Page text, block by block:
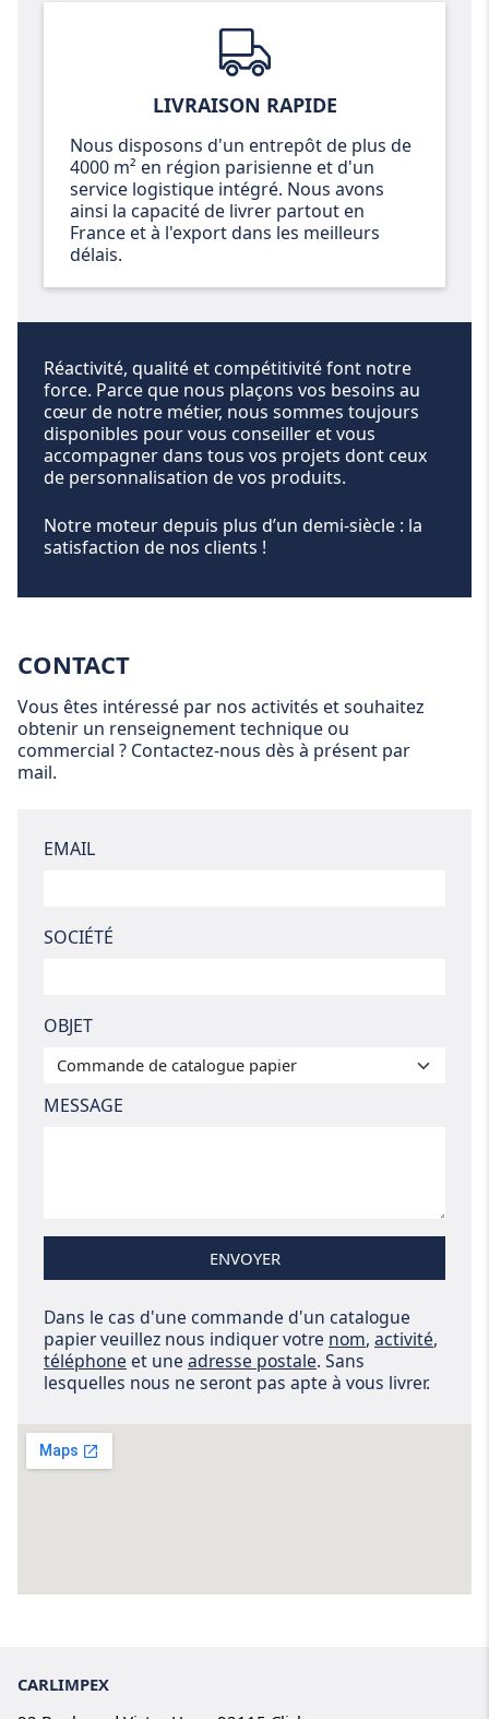
LIVRAISON RAPIDE
Nous disposons d'un entrepôt de plus de
4000 m² en région parisienne et d'un
service logistique intégré. Nous avons
ainsi la capacité de livrer partout en
France et à l'export dans les meilleurs
délais.
Réactivité, qualité et compétitivité font notre
force. Parce que nous plaçons vos besoins au
cœur de notre métier, nous sommes toujours
disponibles pour vous conseiller et vous
accompagner dans tous vos projets dont ceux
de personnalisation de vos produits.
Notre moteur depuis plus d’un demi-siècle : la
satisfaction de nos clients !
CONTACT
Vous êtes intéressé par nos activités et souhaitez
obtenir un renseignement technique ou
commercial ? Contactez-nous dès à présent par
mail.
EMAIL
SOCIÉTÉ
OBJET
MESSAGE
ENVOYER
Dans le cas d'une commande d'un catalogue
papier veuillez nous indiquer votre nom, activité,
téléphone et une adresse postale. Sans
lesquelles nous ne seront pas apte à vous livrer.
CARLIMPEX